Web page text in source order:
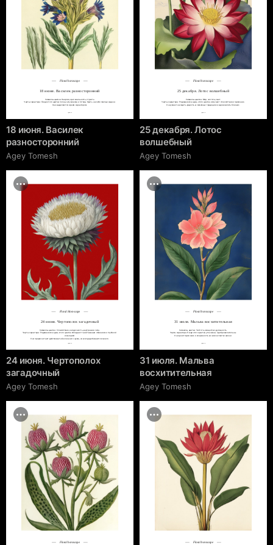
Floral horoscope
18 июня. Василек разносторонний
Символы цветка: Энергия, оригинальность, страсть.
Черты характера: Люди этого цветка полны энтузиазма и готовы брать на себя смелые задачи.
Они выделяются ярким характером.
cgrave.ru
18 июня. Василек
разносторонний
Agey Tomesh
Floral horoscope
25 декабря. Лотос волшебный
Символы цветка: Мир, чистота, свет.
Черты характера: Родившиеся в день этого цветка излучают спокойствие и гармонию.
Они умеют находить радость в семейных традициях и вдохновлять близких.
cgrave.ru
25 декабря. Лотос
волшебный
Agey Tomesh
Floral Horoscope
24 июня. Чертополох загадочный
Символы цветка: Спокойствие, загадочность, внутренняя сила.
Черты характера: Родившиеся в день этого цветка обладают таинственным обаянием и глубокой
интуицией.
Они предпочитают действовать без лишнего шума, но всегда добиваются своего.
cgrave.ru
24 июня. Чертополох
загадочный
Agey Tomesh
Floral horoscope
31 июля. Мальва восхитительная
Символы цветка: Чистота, изящество, духовность.
Черты характера: Люди этого цветка утончённы и доброжелательны.
Они ценят гармонию и искренность во всех аспектах жизни.
cgrave.ru
31 июля. Мальва
восхитительная
Agey Tomesh
Floral horoscope Floral horoscope